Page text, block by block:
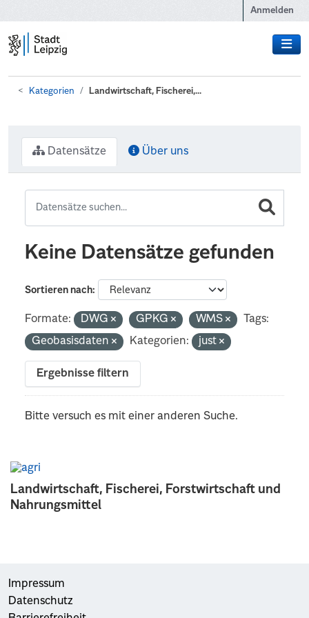
Anmelden
Kategorien Landwirtschaft, Fischerei,...
Landwirtschaft, Fischerei, Forstwirtschaft und
Nahrungsmittel
Datensätze Über uns
Keine Datensätze gefunden
Sortieren nach
Formate: DWG GPKG WMS
Tags:
Geobasisdaten
Kategorien: just
Ergebnisse filtern
Bitte versuch es mit einer anderen Suche.
Impressum
Datenschutz